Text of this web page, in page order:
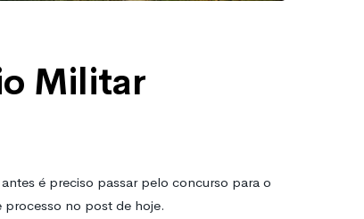
Militar
é preciso passar pelo concurso para o
no post de hoje.